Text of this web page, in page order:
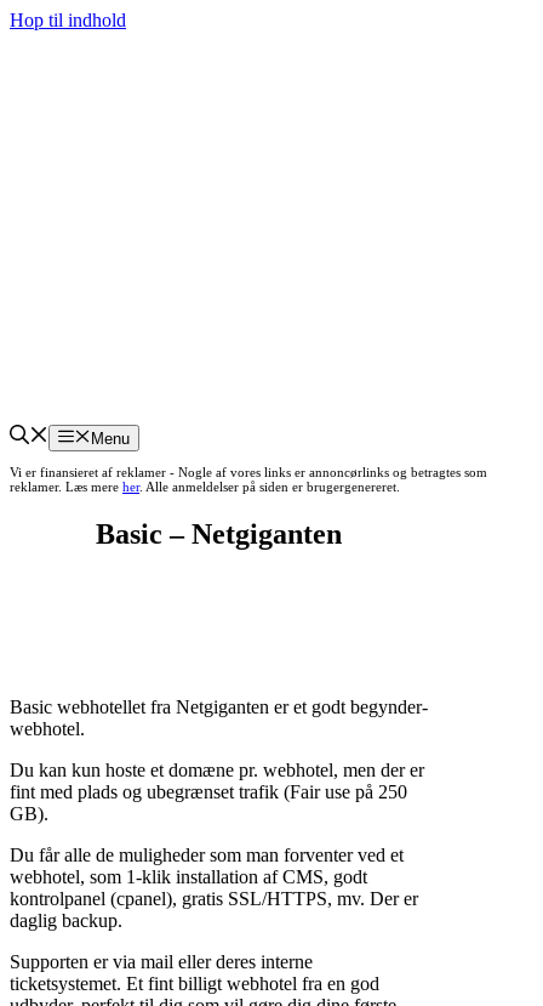
Hop til indhold
Menu
Vi er finansieret af reklamer - Nogle af vores links er annoncørlinks og betragtes som
reklamer. Læs mere her. Alle anmeldelser på siden er brugergenereret.
Basic – Netgiganten
Basic webhotellet fra Netgiganten er et godt begynder-
webhotel.
Du kan kun hoste et domæne pr. webhotel, men der er
fint med plads og ubegrænset trafik (Fair use på 250
GB).
Du får alle de muligheder som man forventer ved et
webhotel, som 1-klik installation af CMS, godt
kontrolpanel (cpanel), gratis SSL/HTTPS, mv. Der er
daglig backup.
Supporten er via mail eller deres interne
ticketsystemet. Et fint billigt webhotel fra en god